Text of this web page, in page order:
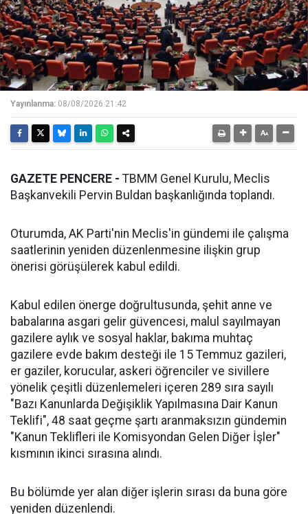
Yayınlanma: 08/08/2026 21:42
GAZETE PENCERE - TBMM Genel Kurulu, Meclis
Başkanvekili Pervin Buldan başkanlığında toplandı.
Oturumda, AK Parti'nin Meclis'in gündemi ile çalışma
saatlerinin yeniden düzenlenmesine ilişkin grup
önerisi görüşülerek kabul edildi.
Kabul edilen önerge doğrultusunda, şehit anne ve
babalarına asgari gelir güvencesi, malul sayılmayan
gazilere aylık ve sosyal haklar, bakıma muhtaç
gazilere evde bakım desteği ile 15 Temmuz gazileri,
er gaziler, korucular, askeri öğrenciler ve sivillere
yönelik çeşitli düzenlemeleri içeren 289 sıra sayılı
"Bazı Kanunlarda Değişiklik Yapılmasına Dair Kanun
Teklifi", 48 saat geçme şartı aranmaksızın gündemin
"Kanun Teklifleri ile Komisyondan Gelen Diğer İşler"
kısmının ikinci sırasına alındı.
Bu bölümde yer alan diğer işlerin sırası da buna göre
yeniden düzenlendi.